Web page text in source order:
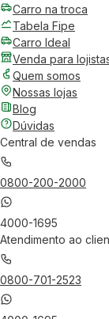
Carro na troca
Tabela Fipe
Carro Ideal
Venda para
Quem somos
Nossas lojas
Blog
Dúvidas
Central de vendas
0800-200-2000
4000-1695
Atendimento ao
0800-701-2523